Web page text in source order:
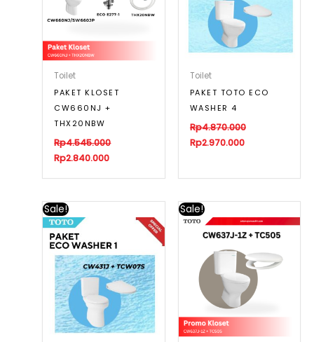
Toilet
PAKET KLOSET
CW660NJ +
THX20NBW
Rp4.545.000
Rp2.840.000
Toilet
PAKET TOTO ECO
WASHER 4
Rp4.870.000
Rp2.970.000
Sale! Sale!